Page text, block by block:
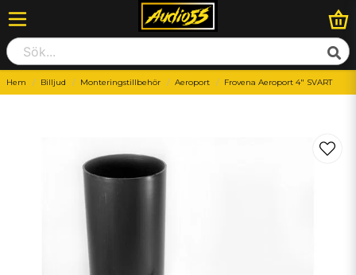
Hem Billjud Monteringstillbehör Aeroport Frovena Aeroport 4″ SVART